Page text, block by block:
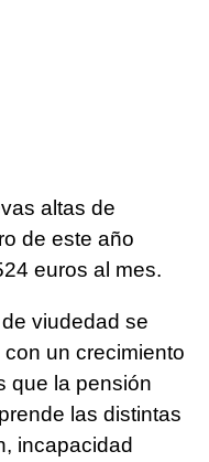
altas de
de este año
euros al mes.
viudedad se
un crecimiento
que la pensión
las distintas
incapacidad